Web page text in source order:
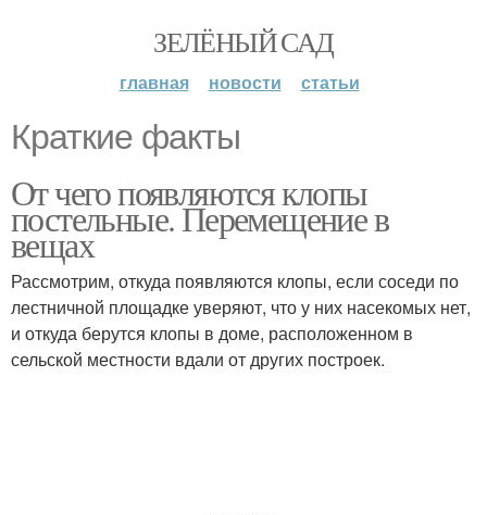
ЗЕЛЁНЫЙ САД
главная новости статьи
Краткие факты
От чего появляются клопы
постельные. Перемещение в
вещах
Рассмотрим, откуда появляются клопы, если соседи по
лестничной площадке уверяют, что у них насекомых нет,
и откуда берутся клопы в доме, расположенном в
сельской местности вдали от других построек.